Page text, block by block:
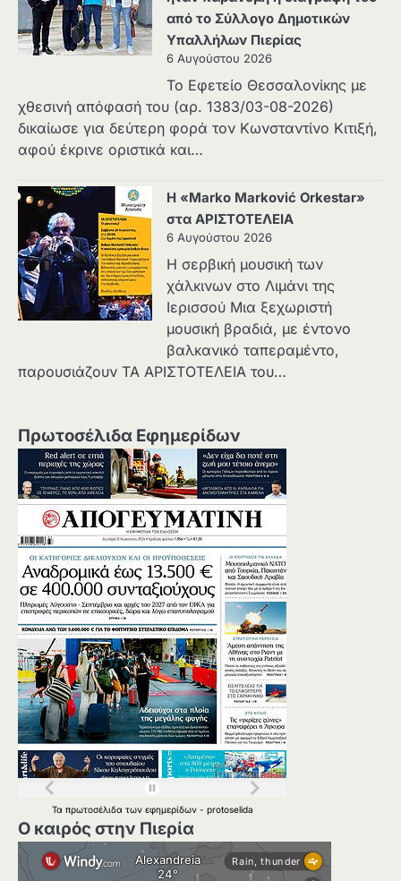
από το Σύλλογο Δημοτικών
Υπαλλήλων Πιερίας
6 Αυγούστου 2026
Το Εφετείο Θεσσαλονίκης με
χθεσινή απόφασή του (αρ. 1383/03-08-2026)
δικαίωσε για δεύτερη φορά τον Κωνσταντίνο Κιτιξή,
αφού έκρινε οριστικά και…
Η «Marko Marković Orkestar»
στα ΑΡΙΣΤΟΤΕΛΕΙΑ
6 Αυγούστου 2026
Η σερβική μουσική των
χάλκινων στο Λιμάνι της
Ιερισσού Μια ξεχωριστή
μουσική βραδιά, με έντονο
βαλκανικό ταπεραμέντο,
παρουσιάζουν ΤΑ ΑΡΙΣΤΟΤΕΛΕΙΑ του…
Πρωτοσέλιδα Εφημερίδων
Τα πρωτοσέλιδα των εφημερίδων - protoselida
Ο καιρός στην Πιερία